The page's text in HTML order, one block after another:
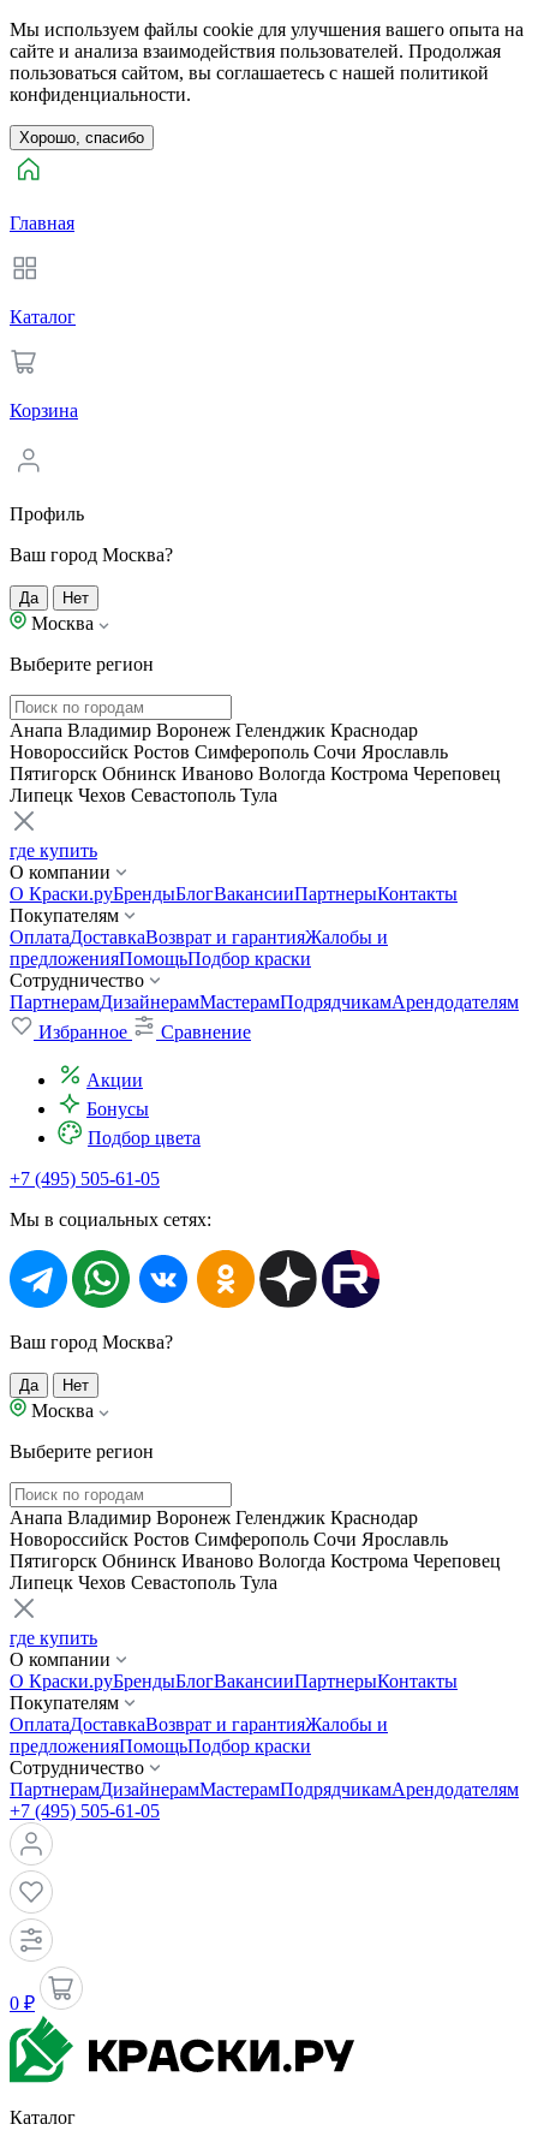
Мы используем файлы cookie для улучшения вашего опыта на
сайте и анализа взаимодействия пользователей. Продолжая
пользоваться сайтом, вы соглашаетесь с нашей политикой
конфиденциальности.
Хорошо, спасибо
Главная
Каталог
Корзина
Профиль
Ваш город Москва?
Да Нет
Москва
Выберите регион
Анапа Владимир Воронеж Геленджик Краснодар
Новороссийск Ростов Симферополь Сочи Ярославль
Пятигорск Обнинск Иваново Вологда Кострома Череповец
Липецк Чехов Севастополь Тула
где купить
О компании
О Краски.руБрендыБлогВакансииПартнерыКонтакты
Покупателям
ОплатаДоставкаВозврат и гарантияЖалобы и
предложенияПомощьПодбор краски
Сотрудничество
ПартнерамДизайнерамМастерамПодрядчикамАрендодателям
Избранное
Сравнение
Акции
Бонусы
Подбор цвета
+7 (495) 505-61-05
Мы в социальных сетях:
Ваш город Москва?
Да Нет
Москва
Выберите регион
Анапа Владимир Воронеж Геленджик Краснодар
Новороссийск Ростов Симферополь Сочи Ярославль
Пятигорск Обнинск Иваново Вологда Кострома Череповец
Липецк Чехов Севастополь Тула
где купить
О компании
О Краски.руБрендыБлогВакансииПартнерыКонтакты
Покупателям
ОплатаДоставкаВозврат и гарантияЖалобы и
предложенияПомощьПодбор краски
Сотрудничество
ПартнерамДизайнерамМастерамПодрядчикамАрендодателям
+7 (495) 505-61-05
0 ₽
Каталог